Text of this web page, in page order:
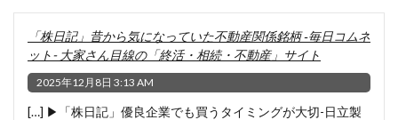
「株日記」昔から気になっていた不動産関係銘柄 ‐毎日コムネ
ット- 大家さん目線の「終活・相続・不動産」サイト
2025年12月8日 3:13 AM
[…] ▶「株日記」優良企業でも買うタイミングが大切-日立製